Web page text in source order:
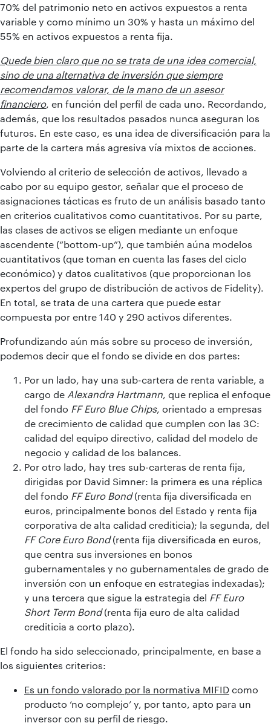
70% del patrimonio neto en activos expuestos a renta
variable y como mínimo un 30% y hasta un máximo del
55% en activos expuestos a renta fija.
Quede bien claro que no se trata de una idea comercial,
sino de una alternativa de inversión que siempre
recomendamos valorar, de la mano de un asesor
financiero, en función del perfil de cada uno. Recordando,
además, que los resultados pasados nunca aseguran los
futuros. En este caso, es una idea de diversificación para la
parte de la cartera más agresiva vía mixtos de acciones.
Volviendo al criterio de selección de activos, llevado a
cabo por su equipo gestor, señalar que el proceso de
asignaciones tácticas es fruto de un análisis basado tanto
en criterios cualitativos como cuantitativos. Por su parte,
las clases de activos se eligen mediante un enfoque
ascendente (“bottom-up”), que también aúna modelos
cuantitativos (que toman en cuenta las fases del ciclo
económico) y datos cualitativos (que proporcionan los
expertos del grupo de distribución de activos de Fidelity).
En total, se trata de una cartera que puede estar
compuesta por entre 140 y 290 activos diferentes.
Profundizando aún más sobre su proceso de inversión,
podemos decir que el fondo se divide en dos partes:
Por un lado, hay una sub-cartera de renta variable, a
cargo de Alexandra Hartmann , que replica el enfoque
del fondo FF Euro Blue Chips, orientado a empresas
de crecimiento de calidad que cumplen con las 3C:
calidad del equipo directivo, calidad del modelo de
negocio y calidad de los balances.
Por otro lado, hay tres sub-carteras de renta fija,
dirigidas por David Simner: la primera es una réplica
del fondo FF Euro Bond(renta fija diversificada en
euros, principalmente bonos del Estado y renta fija
corporativa de alta calidad crediticia); la segunda, del
FF Core Euro Bond(renta fija diversificada en euros,
que centra sus inversiones en bonos
gubernamentales y no gubernamentales de grado de
inversión con un enfoque en estrategias indexadas);
y una tercera que sigue la estrategia del FF Euro
Short Term Bond(renta fija euro de alta calidad
crediticia a corto plazo).
El fondo ha sido seleccionado, principalmente, en base a
los siguientes criterios:
Es un fondo valorado por la normativa MIFID como
producto ‘no complejo’ y, por tanto, apto para un
inversor con su perfil de riesgo.